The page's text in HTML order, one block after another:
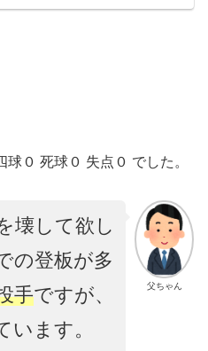
０ 死球０ 失点０ でした。
父ちゃん
壊して欲し
の登板が多
手ですが、
います。